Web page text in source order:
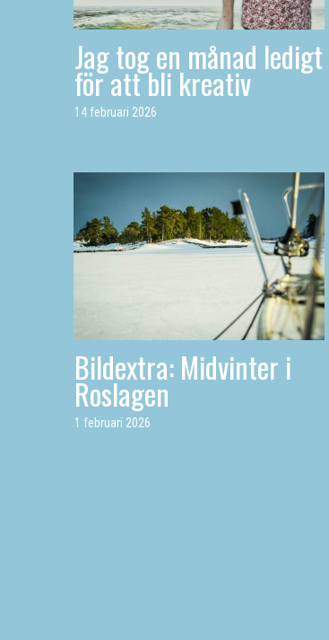
Jag tog en månad ledigt
för att bli kreativ
14 februari 2026
Bildextra: Midvinter i
Roslagen
1 februari 2026